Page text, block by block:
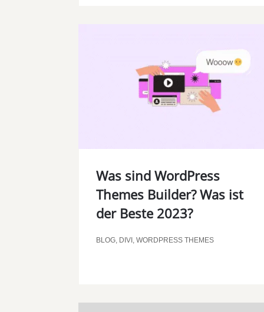
Was sind WordPress
Themes Builder? Was ist
der Beste 2023?
BLOG, DIVI ,WORDPRESS THEMES